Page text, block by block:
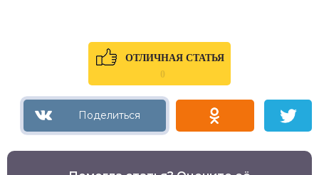
ОТЛИЧНАЯ СТАТЬЯ
0